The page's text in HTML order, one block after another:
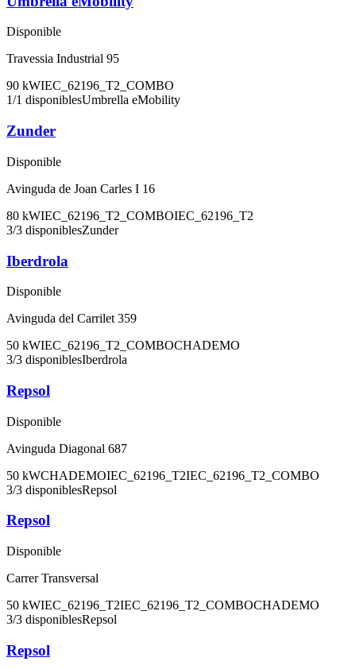
Disponible
Travessia Industrial 95
90 kWIEC_62196_T2_COMBO
1/1 disponiblesUmbrella eMobility
Zunder
Disponible
Avinguda de Joan Carles I 16
80 kWIEC_62196_T2_COMBOIEC_62196_T2
3/3 disponiblesZunder
Iberdrola
Disponible
Avinguda del Carrilet 359
50 kWIEC_62196_T2_COMBOCHADEMO
3/3 disponiblesIberdrola
Repsol
Disponible
Avinguda Diagonal 687
50 kWCHADEMOIEC_62196_T2IEC_62196_T2_COMBO
3/3 disponiblesRepsol
Repsol
Disponible
Carrer Transversal
50 kWIEC_62196_T2IEC_62196_T2_COMBOCHADEMO
3/3 disponiblesRepsol
Repsol